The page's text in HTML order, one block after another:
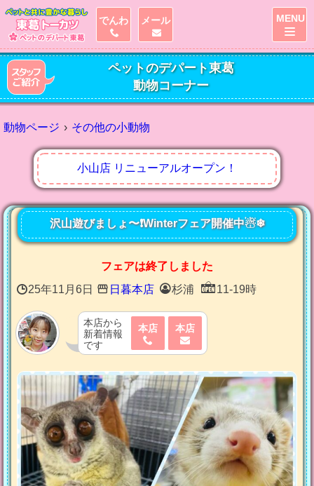
ペットのデパート東葛
動物コーナー
動物ページ その他の小動物
小山店 リニューアルオープン！
沢山遊びましょ〜❗️Winterフェア開催中☃❄
フェアは終了しました
25年11月6日
日暮本店 杉浦 11-19時
本店から
新着情報
です
本店 本店
でんわ メール MENU